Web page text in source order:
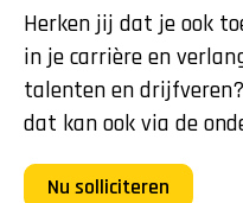
Herken jij dat je ook
in je carrière en
talenten en
dat kan ook via de
Nu solliciteren